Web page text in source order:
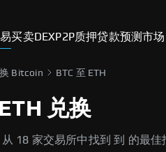
买卖DEXP2P质押贷款预测市场
Bitcoin BTC 至 ETH
兑换
18 家交易所中找到 到 的最佳